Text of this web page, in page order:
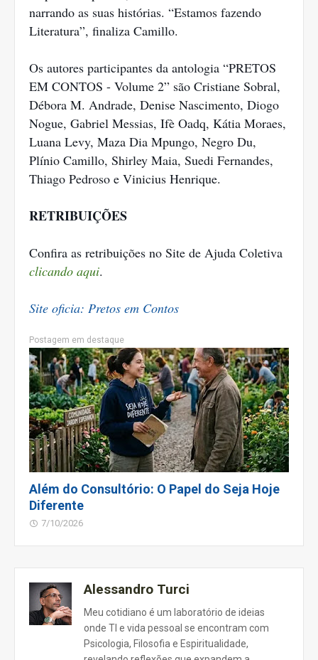
narrando as suas histórias. “Estamos fazendo
Literatura”, finaliza Camillo.
Os autores participantes da antologia “PRETOS
EM CONTOS - Volume 2” são Cristiane Sobral,
Débora M. Andrade, Denise Nascimento, Diogo
Nogue, Gabriel Messias, Ifè Oadq, Kátia Moraes,
Luana Levy, Maza Dia Mpungo, Negro Du,
Plínio Camillo, Shirley Maia, Suedi Fernandes,
Thiago Pedroso e Vinicius Henrique.
RETRIBUIÇÕES
Confira as retribuições no Site de Ajuda Coletiva
clicando aqui.
Site oficia: Pretos em Contos
Postagem em destaque
Além do Consultório: O Papel do Seja Hoje
Diferente
7/10/2026
Alessandro Turci
Meu cotidiano é um laboratório de ideias
onde TI e vida pessoal se encontram com
Psicologia, Filosofia e Espiritualidade,